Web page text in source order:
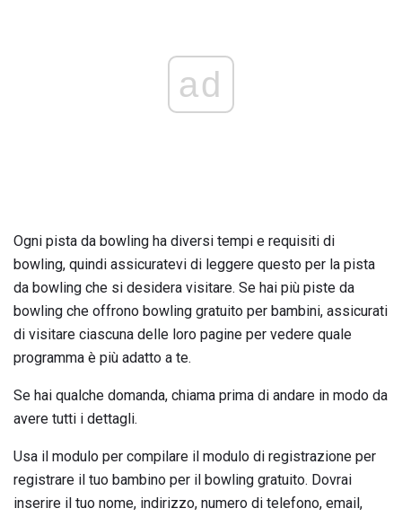
ad
Ogni pista da bowling ha diversi tempi e requisiti di
bowling, quindi assicuratevi di leggere questo per la pista
da bowling che si desidera visitare. Se hai più piste da
bowling che offrono bowling gratuito per bambini, assicurati
di visitare ciascuna delle loro pagine per vedere quale
programma è più adatto a te.
Se hai qualche domanda, chiama prima di andare in modo da
avere tutti i dettagli.
Usa il modulo per compilare il modulo di registrazione per
registrare il tuo bambino per il bowling gratuito. Dovrai
inserire il tuo nome, indirizzo, numero di telefono, email,